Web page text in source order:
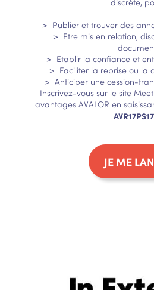
> Publier et trouver des
> Etre mis en relation,
> Etablir la confiance et
> Faciliter la reprise ou la
> Anticiper une cession-
Inscrivez-vous sur le site
avantages AVALOR en
JE ME